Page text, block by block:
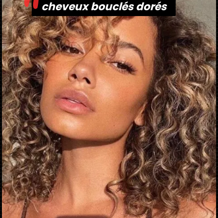
cheveux bouclés dorés
cheveux bouclés dorés